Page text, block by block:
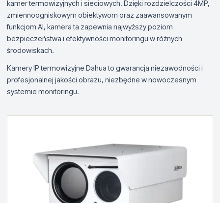
kamer termowizyjnych i sieciowych. Dzięki rozdzielczości 4MP,
zmiennoogniskowym obiektywom oraz zaawansowanym
funkcjom AI, kamera ta zapewnia najwyższy poziom
bezpieczeństwa i efektywności monitoringu w różnych
środowiskach.
Kamery IP termowizyjne Dahua to gwarancja niezawodności i
profesjonalnej jakości obrazu, niezbędne w nowoczesnym
systemie monitoringu.